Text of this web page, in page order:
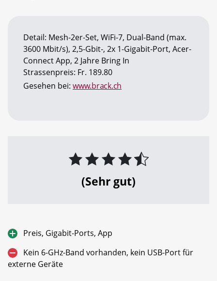
Detail: Mesh-2er-Set, WiFi-7, Dual-Band (max.
3600 Mbit/s), 2,5-Gbit-, 2x 1-Gigabit-Port, Acer-
Connect App, 2 Jahre Bring In
Strassenpreis: Fr. 189.80
Gesehen bei: www.brack.ch
(Sehr gut)
Preis, Gigabit-Ports, App
Kein 6-GHz-Band vorhanden, kein USB-Port für
externe Geräte